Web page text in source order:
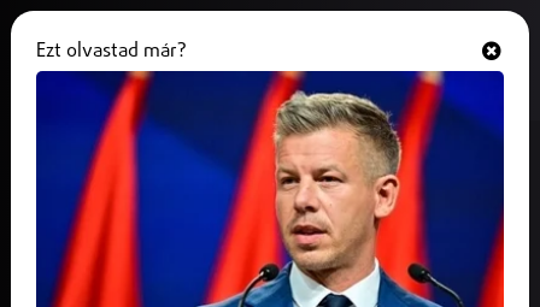
Folytatódott a lakbérek
csökkenése
2025. december 13. Belföld
Ezt olvastad már?